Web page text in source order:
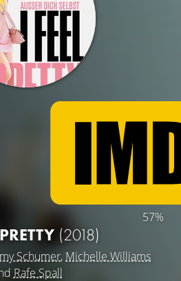
57%
(2018)
Schumer, Michelle Williams
Rafe Spall